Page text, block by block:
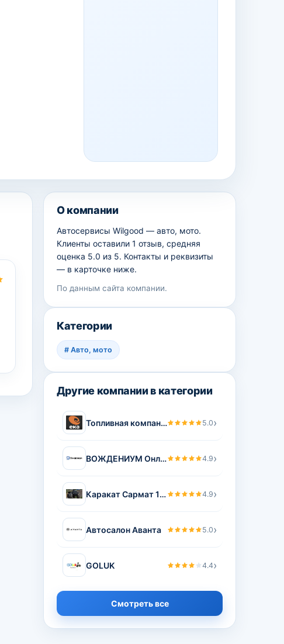
О компании
Автосервисы Wilgood — авто, мото.
Клиенты оставили 1 отзыв, средняя
оценка 5.0 из 5. Контакты и реквизиты
— в карточке ниже.
По данным сайта компании.
Категории
# Авто, мото
Другие компании в категории
Топливная компания ЕКА 5.0›
ВОЖДЕНИУМ Онлайн школа водительского мастерства Василия Руденко 4.9›
Каракат Сармат 1500 4.9›
Автосалон Аванта 5.0›
GOLUK 4.4›
Смотреть все